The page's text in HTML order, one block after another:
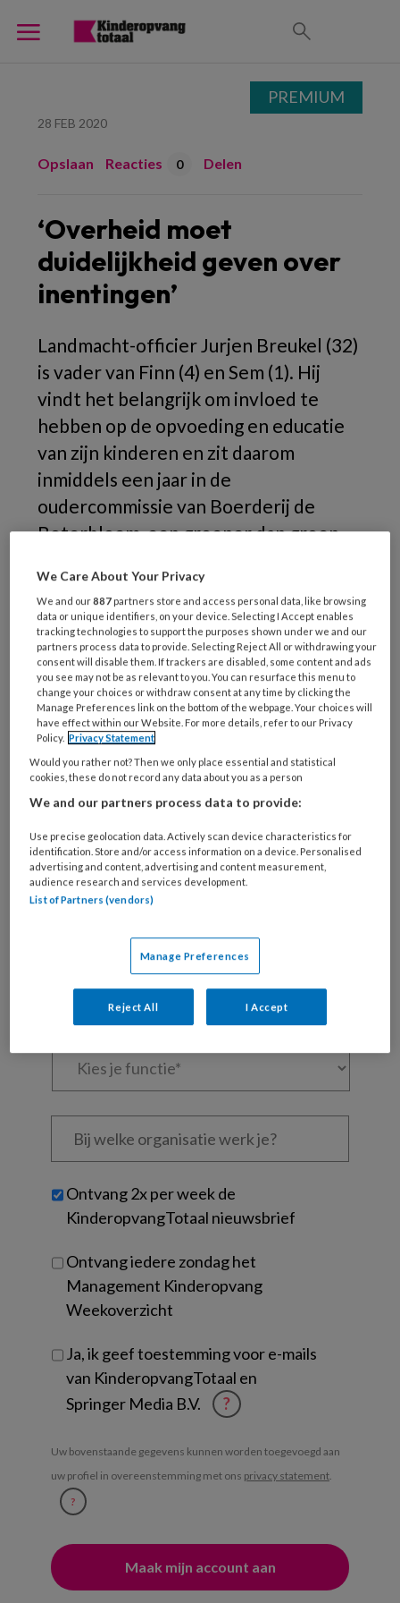
28 FEB 2020
Opslaan Reacties 0 Delen
‘Overheid moet
duidelijkheid geven over
inentingen’
Landmacht-officier Jurjen Breukel (32)
is vader van Finn (4) en Sem (1). Hij
vindt het belangrijk om invloed te
hebben op de opvoeding en educatie
van zijn kinderen en zit daarom
inmiddels een jaar in de
oudercommissie van Boerderij de
Boterbloem, een groener dan groen
Waarom
REGISTREREN
Wil je dit artikel lezen?
Maak gratis een account aan en lees 2
artikelen gratis per maand
Al een account of abonnement?Log dan in
Wat
mailadres?
wachtwoord* *
Bij
welke
je?
Untitled
Ontvang 2x per week de
KinderopvangTotaal nieuwsbrief
Ontvang iedere zondag het
Management Kinderopvang
Weekoverzicht
Ja, ik geef toestemming voor e-mails
van KinderopvangTotaal en
Springer Media B.V.
?
Uw bovenstaande gegevens kunnen worden toegevoegd aan
uw profiel in overeenstemming met ons privacy statement.
?
PREMIUM
We Care About Your Privacy
We and our887 partners store and access personal data, like browsing
data or unique identifiers, on your device. Selecting I Accept enables
tracking technologies to support the purposes shown under we and our
partners process data to provide. Selecting Reject All or withdrawing your
consent will disable them. If trackers are disabled, some content and ads
you see may not be as relevant to you. You can resurface this menu to
change your choices or withdraw consent at any time by clicking the
Manage Preferences link on the bottom of the webpage. Your choices will
have effect within our Website. For more details, refer to our Privacy
Policy. Privacy Statement
Would you rather not? Then we only place essential and statistical
cookies, these do not record any data about you as a person
We and our partners process data to provide:
Use precise geolocation data. Actively scan device characteristics for
identification. Store and/or access information on a device. Personalised
advertising and content, advertising and content measurement,
audience research and services development.
List of Partners (vendors)
Manage Preferences
Reject All I Accept